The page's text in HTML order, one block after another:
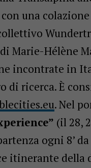
una
Marie-Hélène
incontrate in
di ricerca. È
. Nel
(il 28,
ogni 8’
itinerante della